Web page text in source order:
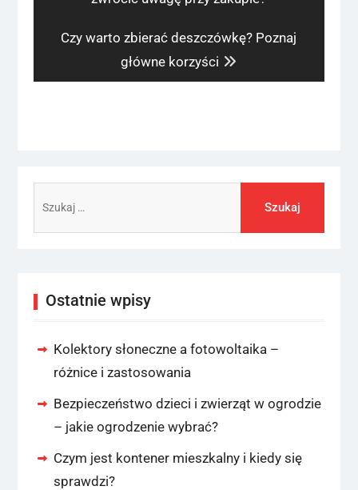
Next
Czy warto zbierać deszczówkę? Poznaj
główne korzyści
Ostatnie wpisy
Kolektory słoneczne a fotowoltaika –
różnice i zastosowania
Bezpieczeństwo dzieci i zwierząt w ogrodzie
– jakie ogrodzenie wybrać?
Czym jest kontener mieszkalny i kiedy się
sprawdzi?